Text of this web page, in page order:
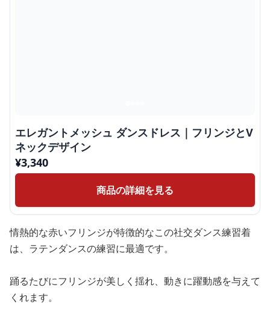
エレガントメッシュ ダンスドレス｜フリンジとV
ネックデザイン
¥3,340
商品の詳細を見る
情熱的な赤いフリンジが特徴的なこの社交ダンス練習着
は、ラテンダンスの練習に最適です。
踊るたびにフリンジが美しく揺れ、動きに躍動感を与えて
くれます。